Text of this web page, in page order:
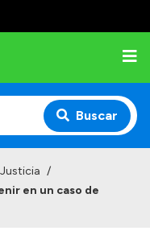
Buscar
/
en un caso de